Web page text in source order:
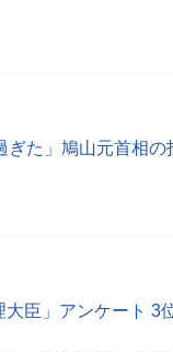
ぎた」鳩山元首相の
大臣」アンケート